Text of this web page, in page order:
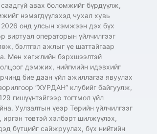
авах боломжийг бүрдүүлж,
нэмэгдүүлэхэд чухал хувь
онд улсын хэмжээн дэх бүх
виртуал операторын үйлчилгээг
бэлтгэл ажлыг үе шаттайгаар
Мөн хөгжлийн бэрхшээлтэй
дэмжих, нийгмийн идэвхийг
бие даан үйл ажиллагаа явуулах
“ХУРДАН” клубийг байгуулж,
гишүүнтэйгээр тогтмол үйл
Уулзалтын үеэр Төрийн үйлчилгээг
төвтэй хэлбэрт шилжүүлэх,
бүтцийг сайжруулах, бүх нийтийн